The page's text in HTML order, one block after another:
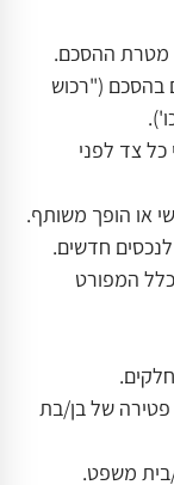
מטרת ההסכם.
בהסכם ("רכוש
צד לפני
או הופך משותף.
חדשים.
המפורט
פטירה של בן/בת
בית משפט.